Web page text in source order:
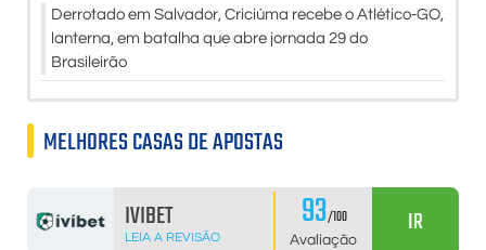
Derrotado em Salvador, Criciúma recebe o Atlético-GO,
lanterna, em batalha que abre jornada 29 do
Brasileirão
MELHORES CASAS DE APOSTAS
IVIBET
LEIA A REVISÃO 93/100
Avaliação
IR